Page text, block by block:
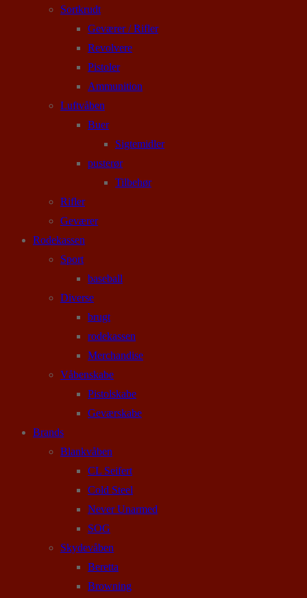
Sortkrudt
Geværer / Rifler
Revolvere
Pistoler
Ammunition
Luftvåben
Buer
Sigtemidler
pusterør
Tilbehør
Rifler
Geværer
Rodekassen
Sport
baseball
Diverse
brugt
rodekassen
Merchandise
Våbenskabe
Pistolskabe
Geværskabe
Brands
Blankvåben
CL Seifert
Cold Steel
Never Unarmed
SOG
Skydevåben
Beretta
Browning